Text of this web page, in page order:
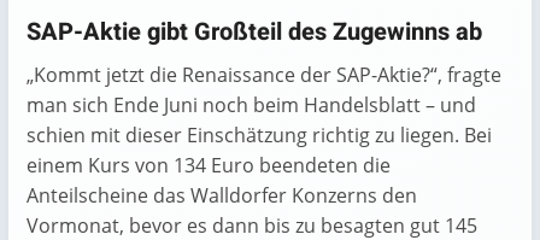
SAP-Aktie gibt Großteil des Zugewinns ab
„Kommt jetzt die Renaissance der SAP-Aktie?“, fragte
man sich Ende Juni noch beim Handelsblatt – und
schien mit dieser Einschätzung richtig zu liegen. Bei
einem Kurs von 134 Euro beendeten die
Anteilscheine das Walldorfer Konzerns den
Vormonat, bevor es dann bis zu besagten gut 145